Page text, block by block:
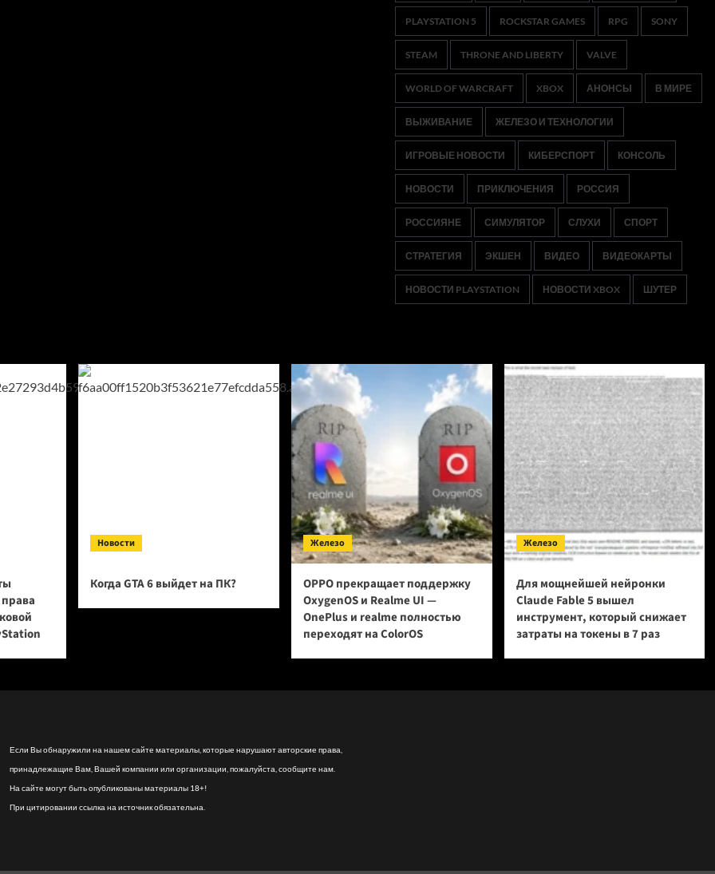
PLAYSTATION 5 ROCKSTAR GAMES RPG SONY
STEAM THRONE AND LIBERTY VALVE
WORLD OF WARCRAFT XBOX АНОНСЫ В МИРЕ
ВЫЖИВАНИЕ ЖЕЛЕЗО И ТЕХНОЛОГИИ
ИГРОВЫЕ НОВОСТИ КИБЕРСПОРТ КОНСОЛЬ
НОВОСТИ ПРИКЛЮЧЕНИЯ РОССИЯ
РОССИЯНЕ СИМУЛЯТОР СЛУХИ СПОРТ
СТРАТЕГИЯ ЭКШЕН ВИДЕО ВИДЕОКАРТЫ
НОВОСТИ PLAYSTATION НОВОСТИ XBOX ШУТЕР
Новости
Когда GTA 6 выйдет на ПК?
Железо
OPPO прекращает поддержку
OxygenOS и Realme UI —
OnePlus и realme полностью
переходят на ColorOS
Железо
Для мощнейшей нейронки
Claude Fable 5 вышел
инструмент, который снижает
затраты на токены в 7 раз
Если Вы обнаружили на нашем сайте материалы, которые нарушают авторские права,
принадлежащие Вам, Вашей компании или организации, пожалуйста, сообщите нам.
На сайте могут быть опубликованы материалы 18+!
При цитировании ссылка на источник обязательна.